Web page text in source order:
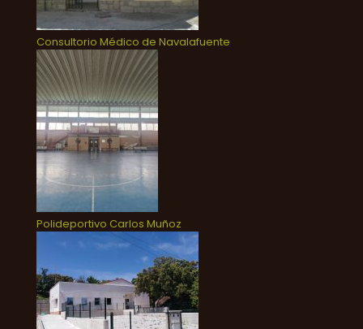
Consultorio Médico de Navalafuente
Polideportivo Carlos Muñoz